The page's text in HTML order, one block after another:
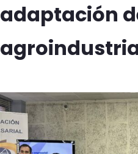
adaptación